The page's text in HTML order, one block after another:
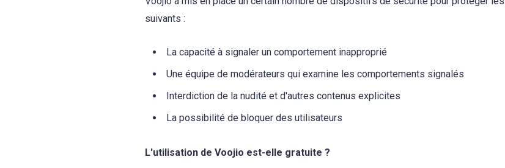
suivants :
La capacité à signaler un comportement inapproprié
Une équipe de modérateurs qui examine les comportements signalés
Interdiction de la nudité et d'autres contenus explicites
La possibilité de bloquer des utilisateurs
L'utilisation de Voojio est-elle gratuite ?